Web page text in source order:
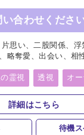
い合わせくださ
思い、二股関係、浮
略奪愛、出会い、相
、仕事、就職、天職
、開運、故人、相手
将来、心霊写真、
霊視 透視 オ
神通力 守護霊
スピリチュアルカ
詳細はこちら
待機